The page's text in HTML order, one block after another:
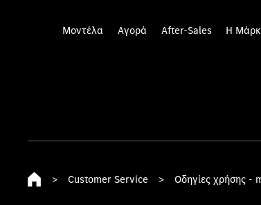
Μοντέλα Αγορά After-Sales Η
> Customer Service > Οδηγίες χρήσης -